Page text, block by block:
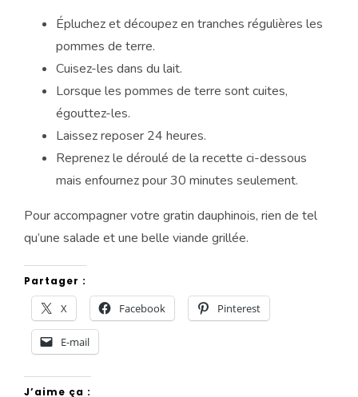
Épluchez et découpez en tranches régulières les
pommes de terre.
Cuisez-les dans du lait.
Lorsque les pommes de terre sont cuites,
égouttez-les.
Laissez reposer 24 heures.
Reprenez le déroulé de la recette ci-dessous
mais enfournez pour 30 minutes seulement.
Pour accompagner votre gratin dauphinois, rien de tel
qu’une salade et une belle viande grillée.
Partager :
X Facebook Pinterest
E-mail
J’aime ça :